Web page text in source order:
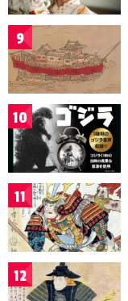
9
10
11
12